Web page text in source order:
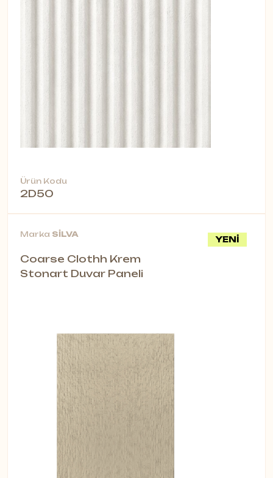
Ürün Kodu
2D50
YENİ
Marka SİLVA
Coarse Clothh Krem
Stonart Duvar Paneli